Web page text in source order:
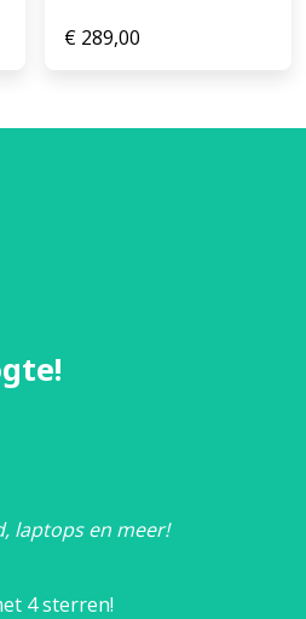
€ 289,00
laptops en meer!
4 sterren!